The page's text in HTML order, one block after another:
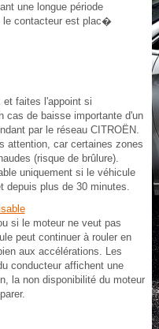
une longue période
le contacteur est plac�
faites l'appoint si
cas de baisse importante d'un
par le réseau CITROËN.
attention, car certaines zones
(risque de brûlure).
uniquement si le véhicule
depuis plus de 30 minutes.
si le moteur ne veut pas
peut continuer à rouler en
aux accélérations. Les
conducteur affichent une
la non disponibilité du moteur